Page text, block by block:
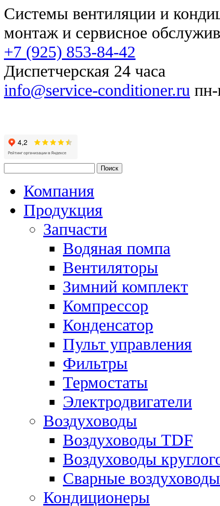
Системы вентиляции и
монтаж и сервисное
+7 (925) 853-84-42
Диспетчерская 24 часа
info@service-conditioner.ru
Компания
Продукция
Запчасти
Водяная помпа
Вентиляторы
Зимний комплект
Компрессор
Конденсатор
Пульт управления
Фильтры
Термостаты
Электродвигатели
Воздуховоды
Воздуховоды TDF
Воздуховоды
Сварные воздуховоды
Кондиционеры